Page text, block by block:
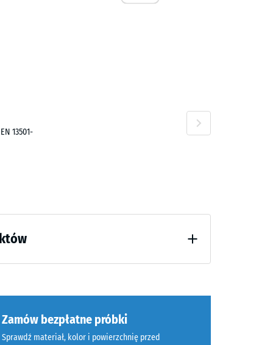
13501-
odciążenia (BS 7188)
7188)
Zamów bezpłatne próbki
Sprawdź materiał, kolor i powierzchnię przed